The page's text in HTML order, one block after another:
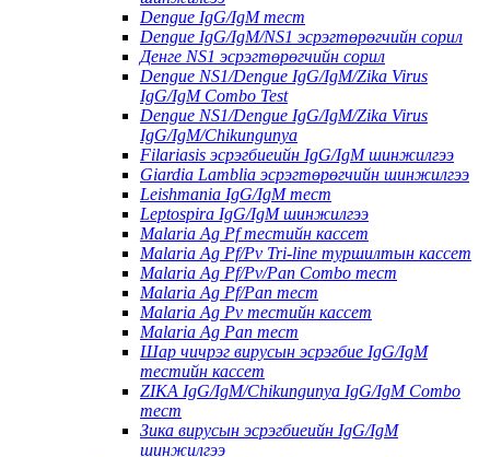
Dengue IgG/IgM тест
Dengue IgG/IgM/NS1 эсрэгтөрөгчийн сорил
Денге NS1 эсрэгтөрөгчийн сорил
Dengue NS1/Dengue IgG/IgM/Zika Virus
IgG/IgM Combo Test
Dengue NS1/Dengue IgG/IgM/Zika Virus
IgG/IgM/Chikungunya
Filariasis эсрэгбиеийн IgG/IgM шинжилгээ
Giardia Lamblia эсрэгтөрөгчийн шинжилгээ
Leishmania IgG/IgM тест
Leptospira IgG/IgM шинжилгээ
Malaria Ag Pf тестийн кассет
Malaria Ag Pf/Pv Tri-line туршилтын кассет
Malaria Ag Pf/Pv/Pan Combo тест
Malaria Ag Pf/Pan тест
Malaria Ag Pv тестийн кассет
Malaria Ag Pan тест
Шар чичрэг вирусын эсрэгбие IgG/IgM
тестийн кассет
ZIKA IgG/IgM/Chikungunya IgG/IgM Combo
тест
Зика вирусын эсрэгбиеийн IgG/IgM
шинжилгээ